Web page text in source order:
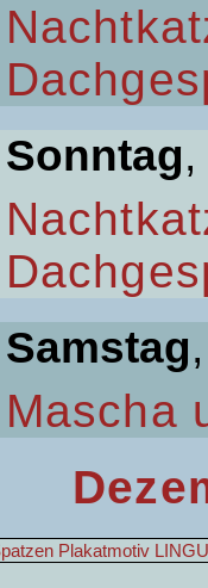
Sonntag
Samstag
Mascha